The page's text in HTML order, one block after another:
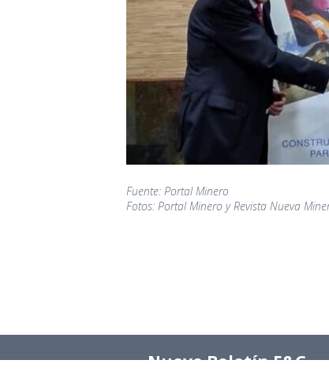
Fuente: Portal Minero
Fotos: Portal Minero y Revista Nueva
Nuevo Boletín E&G